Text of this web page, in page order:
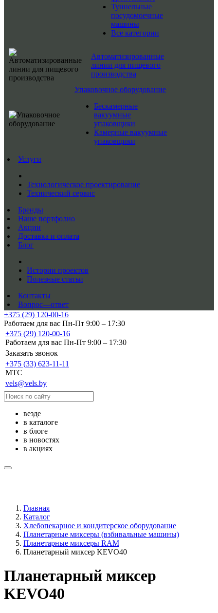
Туннельные
посудомоечные
машины
Все категории
Автоматизированные
линии для пищевого
производства
Упаковочное оборудование
Бескамерные
вакуумные
упаковщики
Камерные вакуумные
упаковщики
Услуги
Технологическое проектирование
Технический сервис
Бренды
Наше портфолио
Акции
Доставка и оплата
Блог
Истории проектов
Полезные статьи
Контакты
Вопрос—ответ
+375 (29) 120-00-16
Работаем для вас Пн-Пт 9:00 – 17:30
+375 (29) 120-00-16
Работаем для вас Пн-Пт 9:00 – 17:30
Заказать звонок
+375 (33) 623-11-11
MTC
vels@vels.by
везде
в каталоге
в блоге
в новостях
в акциях
Главная
Каталог
Хлебопекарное и кондитерское оборудование
Планетарные миксеры (взбивальные машины)
Планетарные миксеры RAM
Планетарный миксер KEVO40
Планетарный миксер
KEVO40